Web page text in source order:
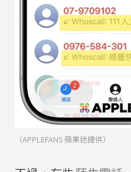
（APPLEFANS 蘋果迷提供）